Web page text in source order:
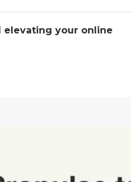
elevating your online